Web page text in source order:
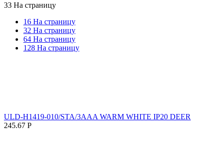
33 На страницу
16 На страницу
32 На страницу
64 На страницу
128 На страницу
ULD-H1419-010/STA/3AAA WARM WHITE IP20 DEER
245.67 Р